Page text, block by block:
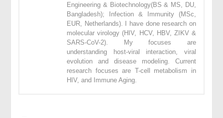
Engineering & Biotechnology(BS & MS, DU,
Bangladesh); Infection & Immunity (MSc,
EUR, Netherlands). I have done research on
molecular virology (HIV, HCV, HBV, ZIKV &
SARS-CoV-2). My focuses are
understanding host-viral interaction, viral
evolution and disease modeling. Current
research focuses are T-cell metabolism in
HIV, and Immune Aging.